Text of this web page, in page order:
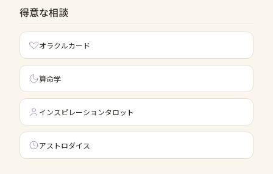
得意な相談
オラクルカード
算命学
インスピレーションタロット
アストロダイス